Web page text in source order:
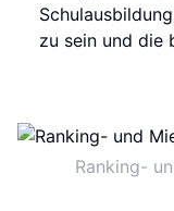
zu sein und die
Ranking-